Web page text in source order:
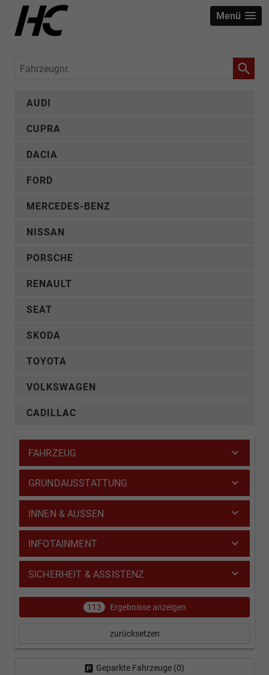
Menü
Fahrzeugnr.
AUDI
CUPRA
DACIA
FORD
MERCEDES-BENZ
NISSAN
PORSCHE
RENAULT
SEAT
SKODA
TOYOTA
VOLKSWAGEN
CADILLAC
FAHRZEUG
GRUNDAUSSTATTUNG
INNEN & AUSSEN
INFOTAINMENT
SICHERHEIT & ASSISTENZ
113 Ergebnisse anzeigen
zurücksetzen
Geparkte Fahrzeuge (0)